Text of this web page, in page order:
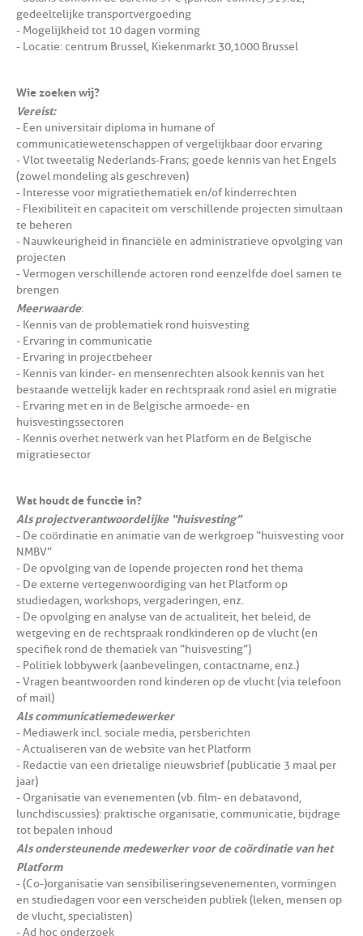
gedeeltelijke transportvergoeding
- Mogelijkheid tot 10 dagen vorming
- Locatie: centrum Brussel, Kiekenmarkt 30, 1000 Brussel
Wie zoeken wij?
Vereist:
- Een universitair diploma in humane of
communicatiewetenschappen of vergelijkbaar door ervaring
- Vlot tweetalig Nederlands-Frans; goede kennis van het Engels
(zowel mondeling als geschreven)
- Interesse voor migratiethematiek en/of kinderrechten
- Flexibiliteit en capaciteit om verschillende projecten simultaan
te beheren
- Nauwkeurigheid in financiële en administratieve opvolging van
projecten
- Vermogen verschillende actoren rond eenzelfde doel samen te
brengen
Meerwaarde:
- Kennis van de problematiek rond huisvesting
- Ervaring in communicatie
- Ervaring in projectbeheer
- Kennis van kinder- en mensenrechten alsook kennis van het
bestaande wettelijk kader en rechtspraak rond asiel en migratie
- Ervaring met en in de Belgische armoede- en
huisvestingssectoren
- Kennis over het netwerk van het Platform en de Belgische
migratiesector
Wat houdt de functie in?
Als projectverantwoordelijke “huisvesting”
- De coördinatie en animatie van de werkgroep “huisvesting voor
NMBV”
- De opvolging van de lopende projecten rond het thema
- De externe vertegenwoordiging van het Platform op
studiedagen, workshops, vergaderingen, enz.
- De opvolging en analyse van de actualiteit, het beleid, de
wetgeving en de rechtspraak rond kinderen op de vlucht (en
specifiek rond de thematiek van “huisvesting”)
- Politiek lobbywerk (aanbevelingen, contactname, enz.)
- Vragen beantwoorden rond kinderen op de vlucht (via telefoon
of mail)
Als communicatiemedewerker
- Mediawerk incl. sociale media, persberichten
- Actualiseren van de website van het Platform
- Redactie van een drietalige nieuwsbrief (publicatie 3 maal per
jaar)
- Organisatie van evenementen (vb. film- en debatavond,
lunchdiscussies): praktische organisatie, communicatie, bijdrage
tot bepalen inhoud
Als ondersteunende medewerker voor de coördinatie van het
Platform
- (Co-)organisatie van sensibiliseringsevenementen, vormingen
en studiedagen voor een verscheiden publiek (leken, mensen op
de vlucht, specialisten)
- Ad hoc onderzoek